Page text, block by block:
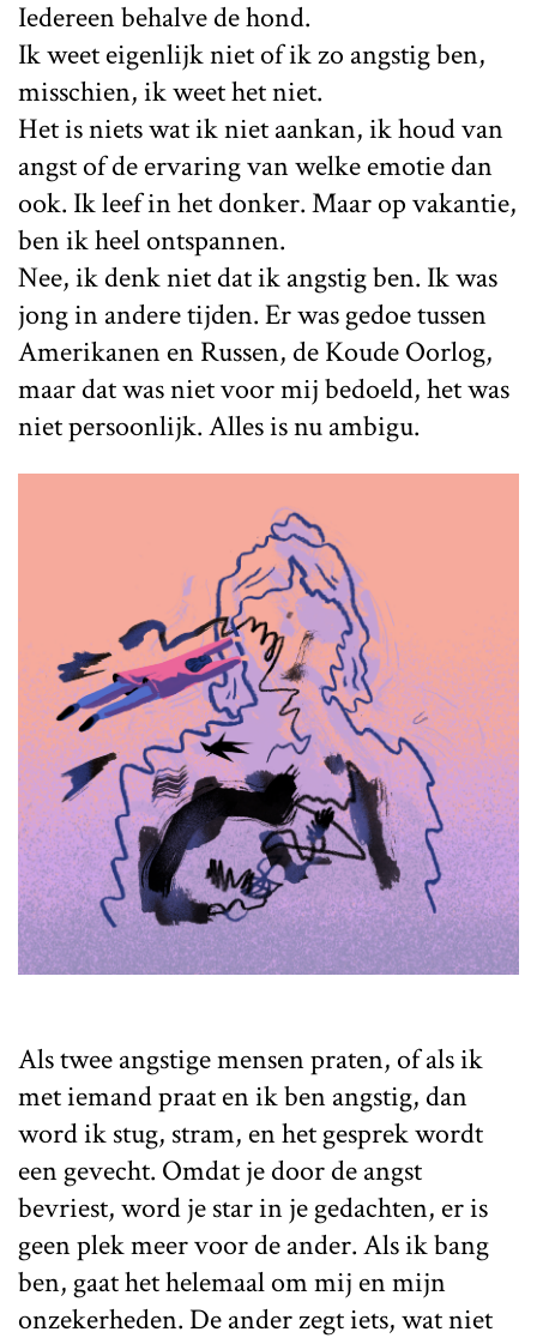
Iedereen behalve de hond.
Ik weet eigenlijk niet of ik zo angstig ben,
misschien, ik weet het niet.
Het is niets wat ik niet aankan, ik houd van
angst of de ervaring van welke emotie dan
ook. Ik leef in het donker. Maar op vakantie,
ben ik heel ontspannen.
Nee, ik denk niet dat ik angstig ben. Ik was
jong in andere tijden. Er was gedoe tussen
Amerikanen en Russen, de Koude Oorlog,
maar dat was niet voor mij bedoeld, het was
niet persoonlijk. Alles is nu ambigu.
Als twee angstige mensen praten, of als ik
met iemand praat en ik ben angstig, dan
word ik stug, stram, en het gesprek wordt
een gevecht. Omdat je door de angst
bevriest, word je star in je gedachten, er is
geen plek meer voor de ander. Als ik bang
ben, gaat het helemaal om mij en mijn
onzekerheden. De ander zegt iets, wat niet